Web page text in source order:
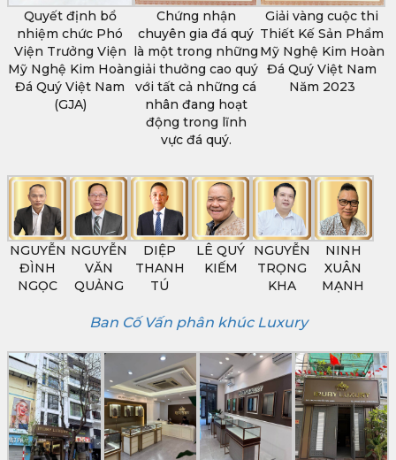
Quyết định bổ
nhiệm chức Phó
Viện Trưởng Viện
Mỹ Nghệ Kim Hoàn
Đá Quý Việt Nam
(GJA)
Chứng nhận
chuyên gia đá quý
là một trong những
giải thưởng cao quý
với tất cả những cá
nhân đang hoạt
động trong lĩnh
vực đá quý.
Giải vàng cuộc thi
Thiết Kế Sản Phẩm
Mỹ Nghệ Kim Hoàn
Đá Quý Việt Nam
Năm 2023
NGUYỄN
ĐÌNH
NGỌC
NGUYỄN
VĂN
QUẢNG
DIỆP
THANH
TÚ
LÊ QUÝ
KIẾM
NGUYỄN
TRỌNG
KHA
NINH
XUÂN
MẠNH
Ban Cố Vấn phân khúc Luxury